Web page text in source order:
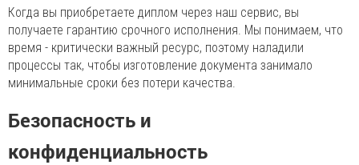
Когда вы приобретаете диплом через наш сервис, вы
получаете гарантию срочного исполнения. Мы понимаем, что
время - критически важный ресурс, поэтому наладили
процессы так, чтобы изготовление документа занимало
минимальные сроки без потери качества.
Безопасность и
конфиденциальность